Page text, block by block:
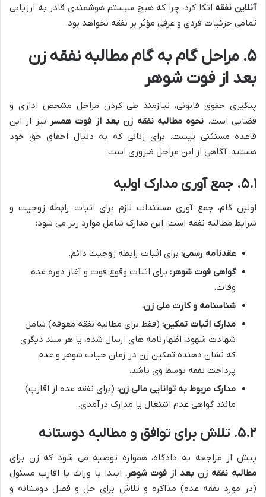
آنلاین نفقه اتکا کرد، چرا که هیچ سیستم هوشمندی قادر به ارزیابی
تمامی جزئیات فردی و عرفی مؤثر بر نفقه نخواهد بود.
۵. مراحل گام به گام مطالبه نفقه زن
بعد از فوت شوهر
پیگیری حقوق قانونی، نیازمند طی کردن مراحل مشخص اداری و
قضایی است. نحوه مطالبه نفقه زن بعد از فوت همسر نیز از این
قاعده مستثنی نیست. برای زنانی که به دنبال احقاق حق خود
هستند، آگاهی از این مراحل ضروری است.
۵.۱. جمع آوری مدارک اولیه
اولین گام، جمع آوری مستندات لازم برای اثبات رابطه زوجیت و
شرایط مطالبه نفقه است. این مدارک شامل موارد زیر می شود:
عقدنامه رسمی: برای اثبات رابطه زوجیت دائم.
گواهی فوت شوهر: برای اثبات وقوع فوت و آغاز دوره عده
وفات.
شناسنامه و کارت ملی زن.
مدارک اثبات تمکین: (فقط برای مطالبه نفقه معوقه) شامل
شهادت شهود، اظهارنامه های ارسال شده، یا هر سند دیگری
که نشان دهنده تمکین زن در زمان حیات شوهر و عدم
پرداخت نفقه توسط وی باشد.
مدارک مربوط به توانایی مالی زن: (برای نفقه عده از اقارب)
مانند گواهی عدم اشتغال یا مدارک درآمدی.
۵.۲. تلاش برای توافق و مطالبه دوستانه
پیش از مراجعه به دادگاه، همواره توصیه می شود که زن برای
مطالبه نفقه زن بعد از فوت شوهر، ابتدا با وراث یا اقارب مسئول
(در مورد نفقه عده) مذاکره و تلاش برای حل و فصل دوستانه و